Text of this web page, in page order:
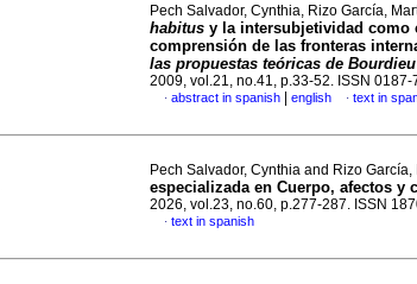
Pech Salvador, Cynthia, Rizo García,
habitus y la intersubjetividad como
comprensión de las fronteras
las propuestas teóricas de
2009, vol.21, no.41, p.33-52. ISSN 0187-
· abstract in spanish english · text in
Pech Salvador, Cynthia and Rizo García,
especializada en Cuerpo, afectos y
2026, vol.23, no.60, p.277-287. ISSN
· text in spanish